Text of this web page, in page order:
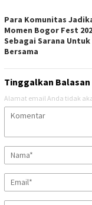
Para Komunitas
Momen Bogor Fest
Sebagai Sarana
Bersama
Tinggalkan Balasan
Alamat email Anda tidak